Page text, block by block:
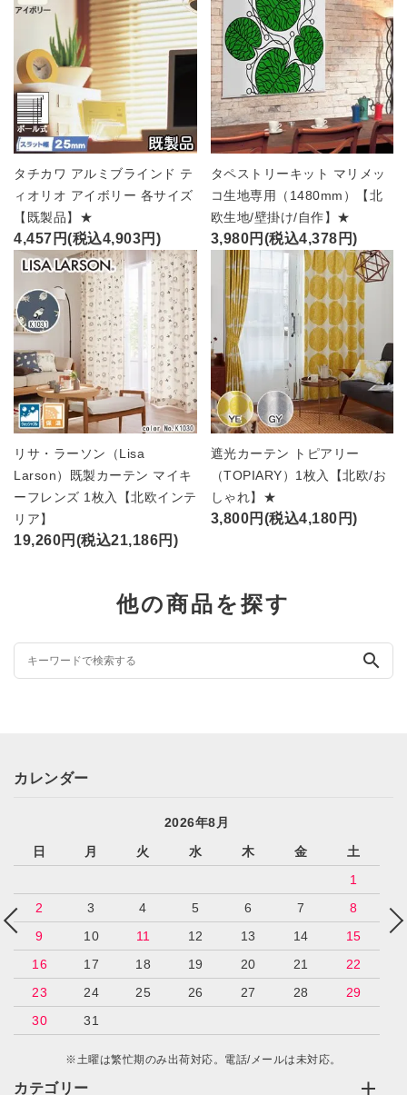
タチカワ アルミブラインド テ
ィオリオ アイボリー 各サイズ
【既製品】★
4,457円(税込4,903円)
タペストリーキット マリメッ
コ生地専用（1480mm）【北
欧生地/壁掛け/自作】★
3,980円(税込4,378円)
リサ・ラーソン（Lisa
Larson）既製カーテン マイキ
ーフレンズ 1枚入【北欧インテ
リア】
19,260円(税込21,186円)
遮光カーテン トピアリー
（TOPIARY）1枚入【北欧/お
しゃれ】★
3,800円(税込4,180円)
他の商品を探す
search
カテゴリー
カレンダー
2026年8月
日
月 火 水 木 金
土
1
2
3 4 5 6 7
8
9
10 11 12 13 14
15
16
17 18 19 20 21
22
23
24 25 26 27 28
29
30
31
※土曜は繁忙期のみ出荷対応。電話/メールは未対応。